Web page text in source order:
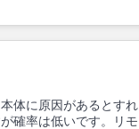
体に原因があるとすれ
確率は低いです。リモ